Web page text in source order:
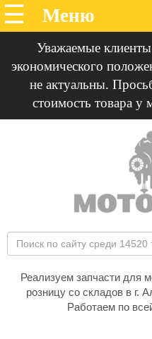
Уважаемые
экономического
не актуальны.
стоимость товара у
Реализуем запчасти для
розницу со складов в г.
Работаем по